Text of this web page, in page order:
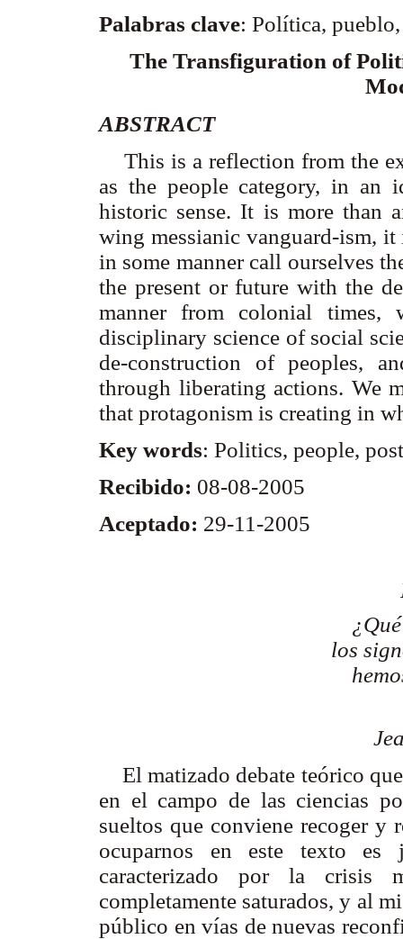
Palabras clave: Política,
The Transfiguration of
ABSTRACT
This is a reflection from the
as the people category, in an
historic sense. It is more than
wing messianic vanguard-ism,
in some manner call ourselves
the present or future with the
manner from colonial times,
disciplinary science of social
de-construction of peoples,
through liberating actions. We
that protagonism is creating in
Key words: Politics, people,
Recibido: 08-08-2005
Aceptado: 29-11-2005
los
El matizado debate teórico que
en el campo de las ciencias
sueltos que conviene recoger y
ocuparnos en este texto es
caracterizado por la crisis
completamente saturados, y al
público en vías de nuevas